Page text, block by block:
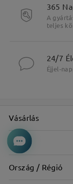
365
A
teljes
24/7
Éjjel-
Vásárlás
Cég
Ország / Régió